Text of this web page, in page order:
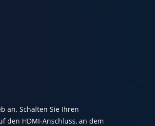
an. Schalten Sie Ihren
den HDMI-Anschluss, an dem